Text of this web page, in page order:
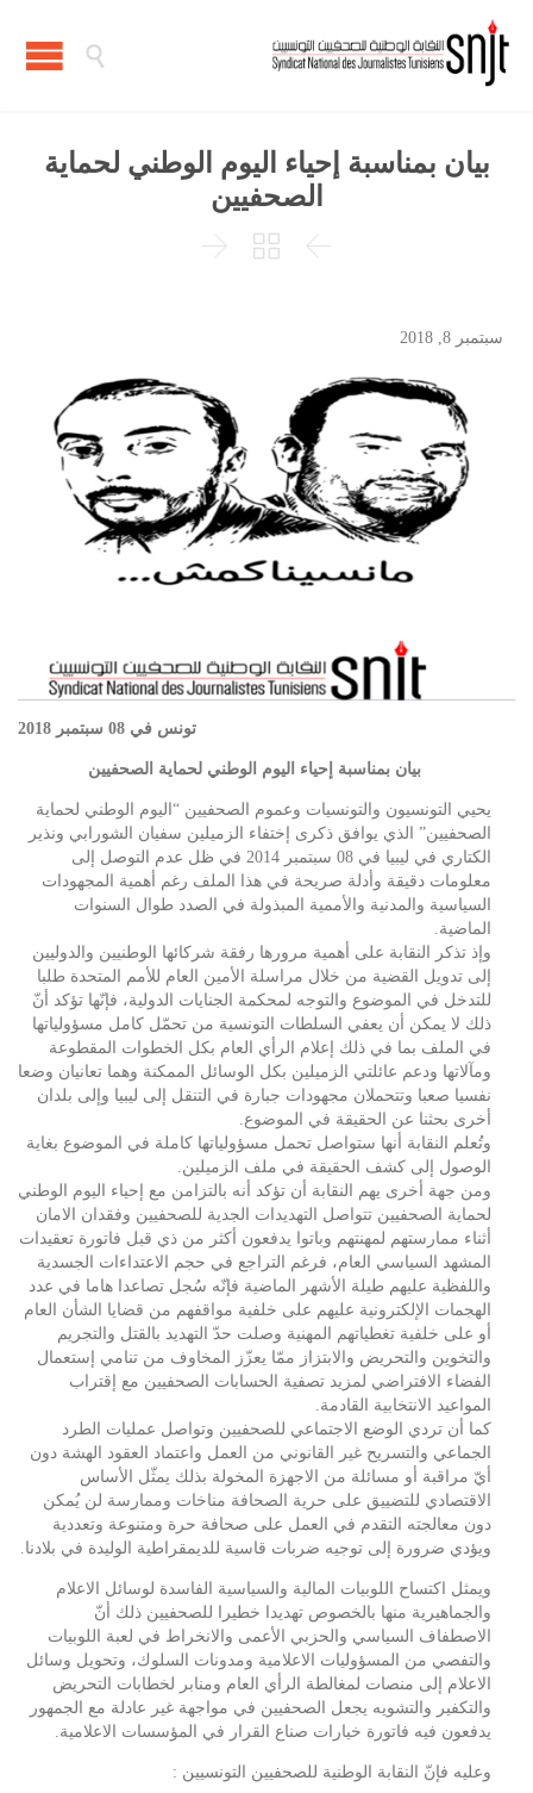

بيان بمناسبة إحياء اليوم الوطني لحماية
الصحفيين



سبتمبر 8, 2018
تونس في 08 سبتمبر 2018
بيان بمناسبة إحياء اليوم الوطني لحماية الصحفيين
يحيي التونسيون والتونسيات وعموم الصحفيين “اليوم الوطني لحماية
الصحفيين” الذي يوافق ذكرى إختفاء الزميلين سفيان الشورابي ونذير
الكتاري في ليبيا في 08 سبتمبر 2014 في ظل عدم التوصل إلى
معلومات دقيقة وأدلة صريحة في هذا الملف رغم أهمية المجهودات
السياسية والمدنية والأممية المبذولة في الصدد طوال السنوات
الماضية.
وإذ تذكر النقابة على أهمية مرورها رفقة شركائها الوطنيين والدوليين
إلى تدويل القضية من خلال مراسلة الأمين العام للأمم المتحدة طلبا
للتدخل في الموضوع والتوجه لمحكمة الجنايات الدولية، فإنّها تؤكد أنّ
ذلك لا يمكن أن يعفي السلطات التونسية من تحمّل كامل مسؤولياتها
في الملف بما في ذلك إعلام الرأي العام بكل الخطوات المقطوعة
ومآلاتها ودعم عائلتي الزميلين بكل الوسائل الممكنة وهما تعانيان وضعا
نفسيا صعبا وتتحملان مجهودات جبارة في التنقل إلى ليبيا وإلى بلدان
أخرى بحثنا عن الحقيقة في الموضوع.
وتُعلم النقابة أنها ستواصل تحمل مسؤولياتها كاملة في الموضوع بغاية
الوصول إلى كشف الحقيقة في ملف الزميلين.
ومن جهة أخرى يهم النقابة أن تؤكد أنه بالتزامن مع إحياء اليوم الوطني
لحماية الصحفيين تتواصل التهديدات الجدية للصحفيين وفقدان الامان
أثناء ممارستهم لمهنتهم وباتوا يدفعون أكثر من ذي قبل فاتورة تعقيدات
المشهد السياسي العام، فرغم التراجع في حجم الاعتداءات الجسدية
واللفظية عليهم طيلة الأشهر الماضية فإنّه سُجل تصاعدا هاما في عدد
الهجمات الإلكترونية عليهم على خلفية مواقفهم من قضايا الشأن العام
أو على خلفية تغطياتهم المهنية وصلت حدّ التهديد بالقتل والتجريم
والتخوين والتحريض والابتزاز ممّا يعزّز المخاوف من تنامي إستعمال
الفضاء الافتراضي لمزيد تصفية الحسابات الصحفيين مع إقتراب
المواعيد الانتخابية القادمة.
كما أن تردي الوضع الاجتماعي للصحفيين وتواصل عمليات الطرد
الجماعي والتسريح غير القانوني من العمل واعتماد العقود الهشة دون
أيّ مراقبة أو مسائلة من الاجهزة المخولة بذلك يمثّل الأساس
الاقتصادي للتضييق على حرية الصحافة مناخات وممارسة لن يُمكن
دون معالجته التقدم في العمل على صحافة حرة ومتنوعة وتعددية
ويؤدي ضرورة إلى توجيه ضربات قاسية للديمقراطية الوليدة في بلادنا.
ويمثل اكتساح اللوبيات المالية والسياسية الفاسدة لوسائل الاعلام
والجماهيرية منها بالخصوص تهديدا خطيرا للصحفيين ذلك أنّ
الاصطفاف السياسي والحزبي الأعمى والانخراط في لعبة اللوبيات
والتفصي من المسؤوليات الاعلامية ومدونات السلوك، وتحويل وسائل
الاعلام إلى منصات لمغالطة الرأي العام ومنابر لخطابات التحريض
والتكفير والتشويه يجعل الصحفيين في مواجهة غير عادلة مع الجمهور
يدفعون فيه فاتورة خيارات صناع القرار في المؤسسات الاعلامية.
وعليه فإنّ النقابة الوطنية للصحفيين التونسيين :